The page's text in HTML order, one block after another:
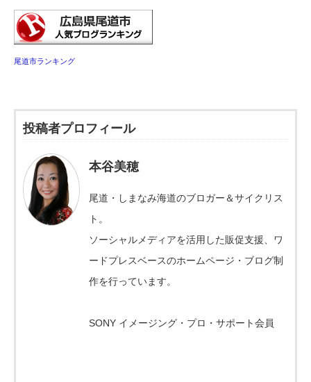
尾道市ランキング
投稿者プロフィール
本谷美穂
尾道・しまなみ海道のブロガー＆サイクリス
ト。
ソーシャルメディアを活用した販促支援、ワ
ードプレスベースのホームページ・ブログ制
作を行っています。
SONY イメージング・プロ・サポート会員